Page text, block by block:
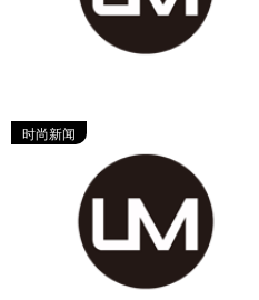
时尚新闻